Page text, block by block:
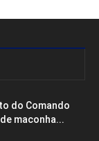
do Comando
maconha...